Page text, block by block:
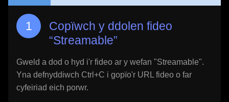
Copïwch y ddolen fideo
“Streamable”
Gweld a dod o hyd i'r fideo ar y wefan "Streamable".
Yna defnyddiwch Ctrl+C i gopïo'r URL fideo o far
cyfeiriad eich porwr.